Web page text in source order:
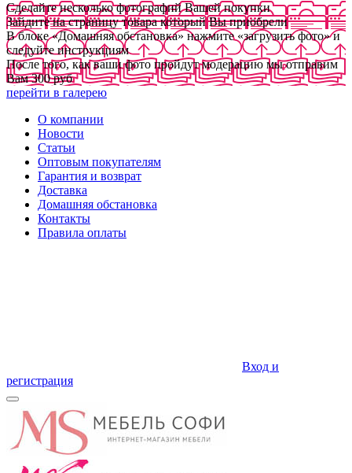
Сделайте несколько фотографий Вашей покупки
Зайдите на страницу товара который Вы приобрели
В блоке «Домашняя обстановка» нажмите «загрузить фото» и
следуйте инструкциям
После того, как ваши фото пройдут модерацию мы отправим
Вам 300 руб
перейти в галерею
О компании
Новости
Статьи
Оптовым покупателям
Гарантия и возврат
Доставка
Домашняя обстановка
Контакты
Правила оплаты
Вход и
регистрация